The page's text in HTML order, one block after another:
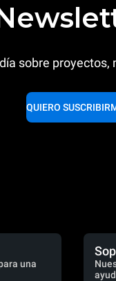
sobre proyectos,
QUIERO
una